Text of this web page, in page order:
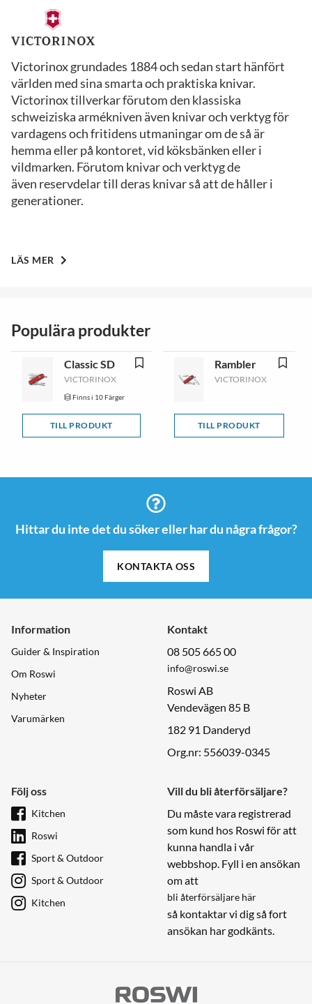
Victorinox grundades 1884 och sedan start hänfört
världen med sina smarta och praktiska knivar.
Victorinox tillverkar förutom den klassiska
schweiziska armékniven även knivar och verktyg för
vardagens och fritidens utmaningar om de så är
hemma eller på kontoret, vid köksbänken eller i
vildmarken. Förutom knivar och verktyg de
även reservdelar till deras knivar så att de håller i
generationer.
LÄS MER
Populära produkter
Classic SD
VICTORINOX
Finns i 10 Färger
TILL PRODUKT
Rambler
VICTORINOX
TILL PRODUKT
Hittar du inte det du söker eller har du några frågor?
KONTAKTA OSS
Information
Guider & Inspiration
Om Roswi
Nyheter
Varumärken
Kontakt
08 505 665 00
info@roswi.se
Roswi AB
Vendevägen 85 B
182 91 Danderyd
Org.nr: 556039-0345
Följ oss
Kitchen
Roswi
Sport & Outdoor
Sport & Outdoor
Kitchen
Vill du bli återförsäljare?
Du måste vara registrerad
som kund hos Roswi för att
kunna handla i vår
webbshop. Fyll i en ansökan
om att
bli återförsäljare här
så kontaktar vi dig så fort
ansökan har godkänts.